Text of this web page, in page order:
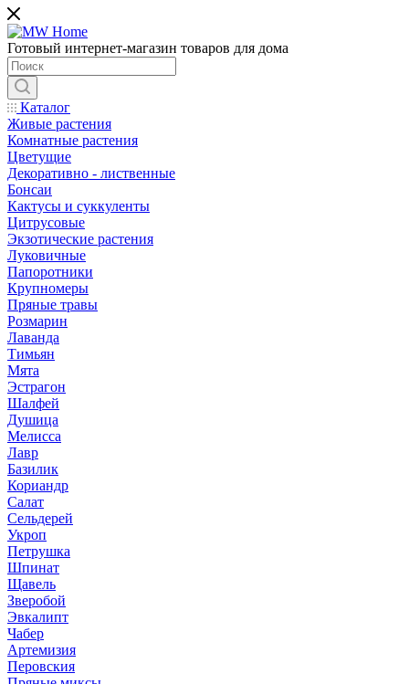
Готовый интернет-магазин товаров для дома
Каталог
Живые растения
Комнатные растения
Цветущие
Декоративно - лиственные
Бонсаи
Кактусы и суккуленты
Цитрусовые
Экзотические растения
Луковичные
Папоротники
Крупномеры
Пряные травы
Розмарин
Лаванда
Тимьян
Мята
Эстрагон
Шалфей
Душица
Мелисса
Лавр
Базилик
Кориандр
Салат
Сельдерей
Укроп
Петрушка
Шпинат
Щавель
Зверобой
Эвкалипт
Чабер
Артемизия
Перовския